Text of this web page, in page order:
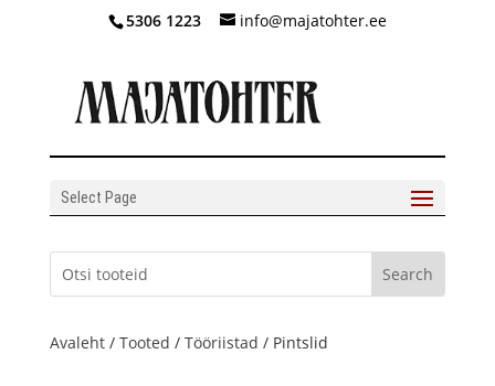
5306 1223 info@majatohter.ee
Select Page
Avaleht/ Tooted / Tööriistad / Pintslid